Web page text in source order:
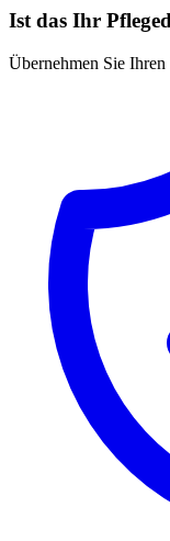
Ist das Ihr
Übernehmen Sie